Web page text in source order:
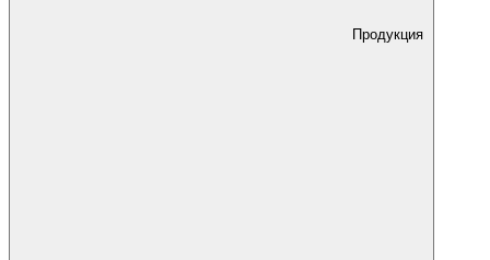
Продукция